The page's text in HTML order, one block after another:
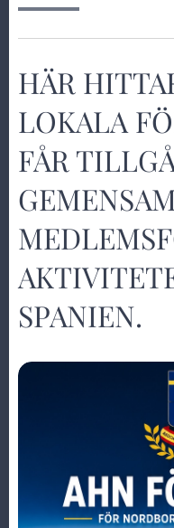
HÄR
LOKALA
FÅR
SPANIEN.